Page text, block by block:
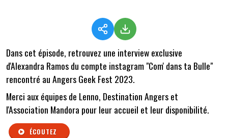
Dans cet épisode, retrouvez une interview exclusive
d'Alexandra Ramos du compte instagram "Com' dans ta Bulle"
rencontré au Angers Geek Fest 2023.
Merci aux équipes de Lenno, Destination Angers et
l'Association Mandora pour leur accueil et leur disponibilité.
ÉCOUTEZ